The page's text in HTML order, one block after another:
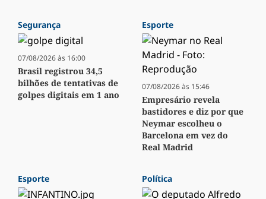
Segurança
07/08/2026 às 16:00
Brasil registrou 34,5
bilhões de tentativas de
golpes digitais em 1 ano
Esporte
07/08/2026 às 15:46
Empresário revela
bastidores e diz por que
Neymar escolheu o
Barcelona em vez do
Real Madrid
Esporte Política